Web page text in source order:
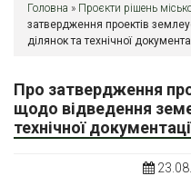
Головна » Проєкти рішень
затвердження проектів
ділянок та технічної
Про затвердження
щодо відведення
технічної